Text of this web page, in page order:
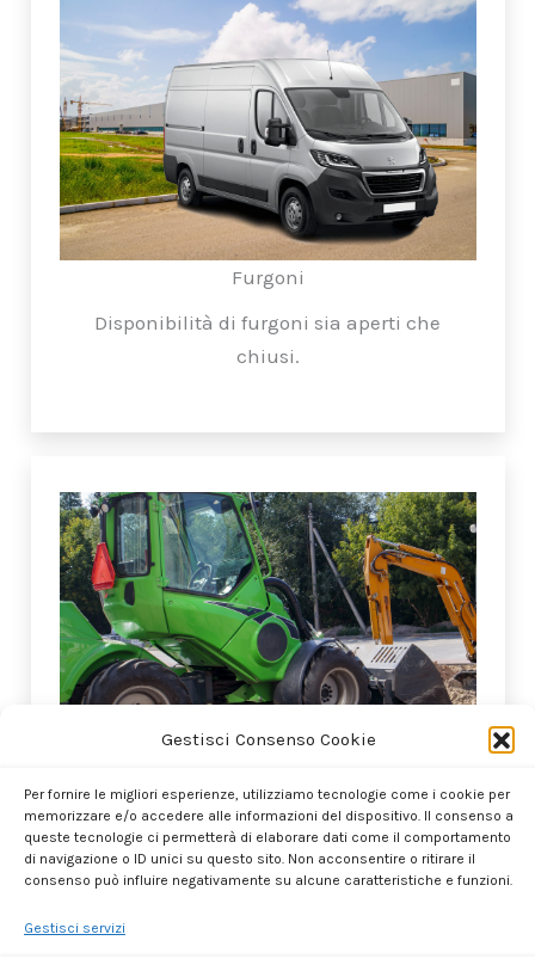
Gestisci Consenso Cookie
Per fornire le migliori esperienze, utilizziamo tecnologie come i cookie per
memorizzare e/o accedere alle informazioni del dispositivo. Il consenso a
queste tecnologie ci permetterà di elaborare dati come il comportamento
di navigazione o ID unici su questo sito. Non acconsentire o ritirare il
consenso può influire negativamente su alcune caratteristiche e funzioni.
Gestisci servizi
Furgoni
Disponibilità di furgoni sia aperti che
chiusi.
Accessori
Per esigenze professionali disponiamo di
accessori come la benna miscelatrice e il